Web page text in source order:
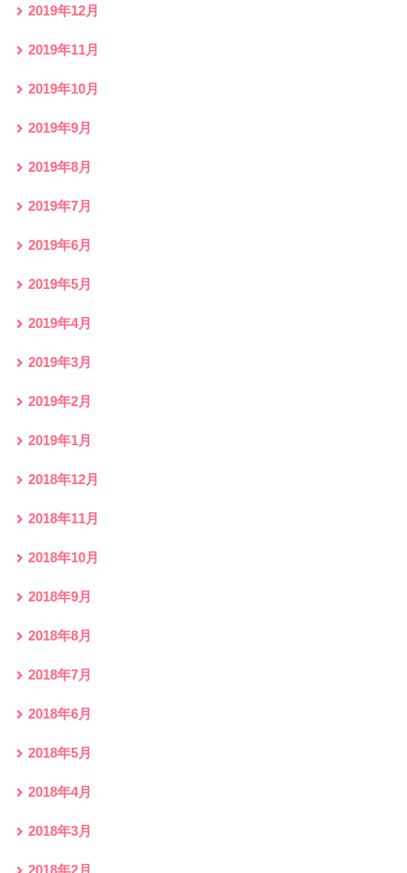
2019年12月
2019年11月
2019年10月
2019年9月
2019年8月
2019年7月
2019年6月
2019年5月
2019年4月
2019年3月
2019年2月
2019年1月
2018年12月
2018年11月
2018年10月
2018年9月
2018年8月
2018年7月
2018年6月
2018年5月
2018年4月
2018年3月